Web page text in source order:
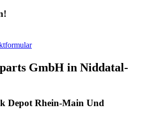
GmbH in Niddatal-
Depot Rhein-Main Und